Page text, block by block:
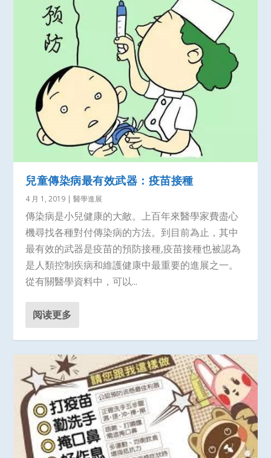
兒童傳染病最有效武器：疫苗接種
4 月 1, 2019 |醫學進展
傳染病是小兒健康的大敵。上百年來醫學家費盡心
機尋找各種對付傳染病的方法。到目前為止，其中
最有效的武器是疫苗的預防接種,疫苗接種也被認為
是人類控制疾病和維護健康中最重要的進展之一。
從有關醫學資料中，可以...
阅读更多